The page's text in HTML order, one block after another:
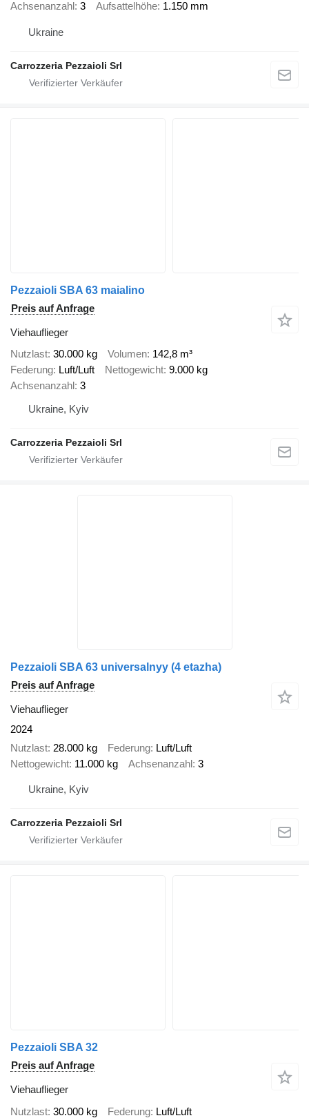
Achsenanzahl 3 Aufsattelhöhe 1.150 mm
Ukraine
Carrozzeria Pezzaioli Srl
Pezzaioli SBA 63 maialino
Preis auf Anfrage
Viehauflieger
Nutzlast 30.000 kg Volumen 142,8 m³
Federung Luft/Luft Nettogewicht 9.000 kg
Achsenanzahl 3
Ukraine, Kyiv
Carrozzeria Pezzaioli Srl
Pezzaioli SBA 63 universalnyy (4 etazha)
Preis auf Anfrage
Viehauflieger
2024
Nutzlast 28.000 kg Federung Luft/Luft
Nettogewicht 11.000 kg Achsenanzahl 3
Ukraine, Kyiv
Carrozzeria Pezzaioli Srl
Pezzaioli SBA 32
Preis auf Anfrage
Viehauflieger
Nutzlast 30.000 kg Federung Luft/Luft